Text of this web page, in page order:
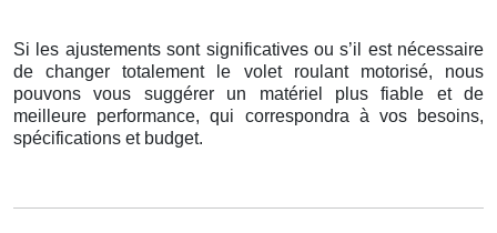
Si les ajustements sont significatives ou s’il est nécessaire
de changer totalement le volet roulant motorisé, nous
pouvons vous suggérer un matériel plus fiable et de
meilleure performance, qui correspondra à vos besoins,
spécifications et budget.